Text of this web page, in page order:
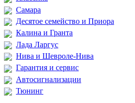
Самара
Десятое семейство и Приора
Калина и Гранта
Лада Ларгус
Нива и Шевроле-Нива
Гарантия и сервис
Автосигнализации
Тюнинг